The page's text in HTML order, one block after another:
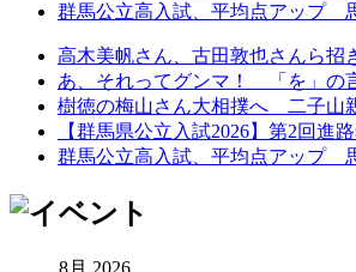
群馬公立高入試、平均点アップ
高木美帆さん、古田敦也さんら招
あ、それってグンマ！ 「を」の
樹徳の梅山さん大相撲へ 二子山
【群馬県公立入試2026】第2回進
群馬公立高入試、平均点アップ